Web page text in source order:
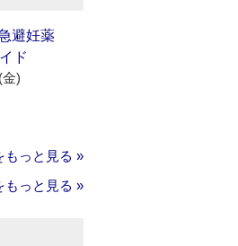
避妊薬
ド
)
もっと見る »
もっと見る »